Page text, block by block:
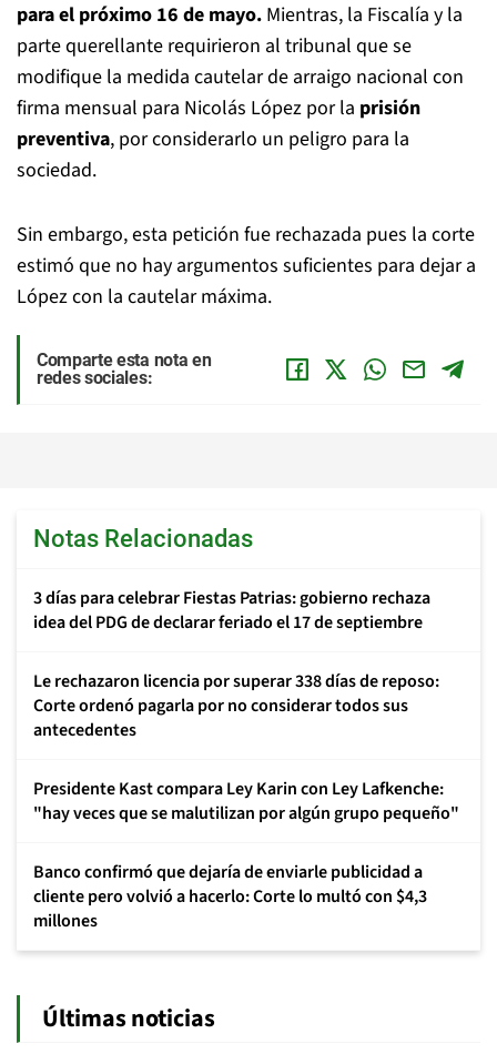
para el próximo 16 de mayo. Mientras, la Fiscalía y la
parte querellante requirieron al tribunal que se
modifique la medida cautelar de arraigo nacional con
firma mensual para Nicolás López por la prisión
preventiva, por considerarlo un peligro para la
sociedad.
Sin embargo, esta petición fue rechazada pues la corte
estimó que no hay argumentos suficientes para dejar a
López con la cautelar máxima.
Comparte esta nota en
redes sociales:
Notas Relacionadas
3 días para celebrar Fiestas Patrias: gobierno rechaza
idea del PDG de declarar feriado el 17 de septiembre
Le rechazaron licencia por superar 338 días de reposo:
Corte ordenó pagarla por no considerar todos sus
antecedentes
Presidente Kast compara Ley Karin con Ley Lafkenche:
"hay veces que se malutilizan por algún grupo pequeño"
Banco confirmó que dejaría de enviarle publicidad a
cliente pero volvió a hacerlo: Corte lo multó con $4,3
millones
Últimas noticias